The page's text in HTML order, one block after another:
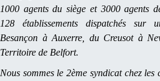
1000 agents du siège et 3000 agents
128 établissements dispatchés sur
Besançon à Auxerre, du Creusot à
Territoire de Belfort.
Nous sommes le 2ème syndicat chez les